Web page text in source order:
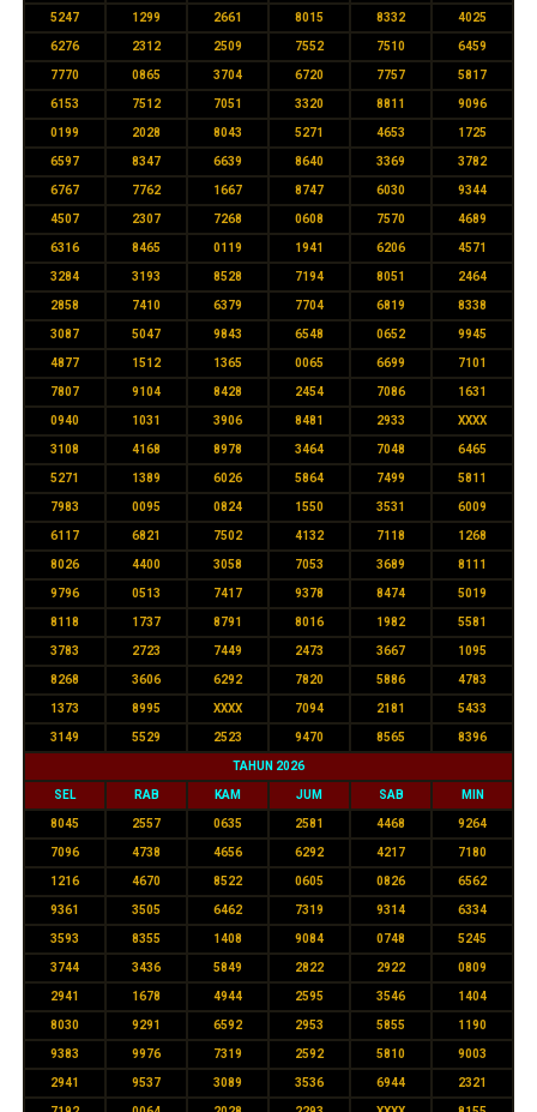
5247 1299 2661 8015 8332 4025
6276 2312 2509 7552 7510 6459
7770 0865 3704 6720 7757 5817
6153 7512 7051 3320 8811 9096
0199 2028 8043 5271 4653 1725
6597 8347 6639 8640 3369 3782
6767 7762 1667 8747 6030 9344
4507 2307 7268 0608 7570 4689
6316 8465 0119 1941 6206 4571
3284 3193 8528 7194 8051 2464
2858 7410 6379 7704 6819 8338
3087 5047 9843 6548 0652 9945
4877 1512 1365 0065 6699 7101
7807 9104 8428 2454 7086 1631
0940 1031 3906 8481 2933 XXXX
3108 4168 8978 3464 7048 6465
5271 1389 6026 5864 7499 5811
7983 0095 0824 1550 3531 6009
6117 6821 7502 4132 7118 1268
8026 4400 3058 7053 3689 8111
9796 0513 7417 9378 8474 5019
8118 1737 8791 8016 1982 5581
3783 2723 7449 2473 3667 1095
8268 3606 6292 7820 5886 4783
1373 8995 XXXX 7094 2181 5433
3149 5529 2523 9470 8565 8396
TAHUN 2026
SEL RAB KAM JUM SAB MIN
8045 2557 0635 2581 4468 9264
7096 4738 4656 6292 4217 7180
1216 4670 8522 0605 0826 6562
9361 3505 6462 7319 9314 6334
3593 8355 1408 9084 0748 5245
3744 3436 5849 2822 2922 0809
2941 1678 4944 2595 3546 1404
8030 9291 6592 2953 5855 1190
9383 9976 7319 2592 5810 9003
2941 9537 3089 3536 6944 2321